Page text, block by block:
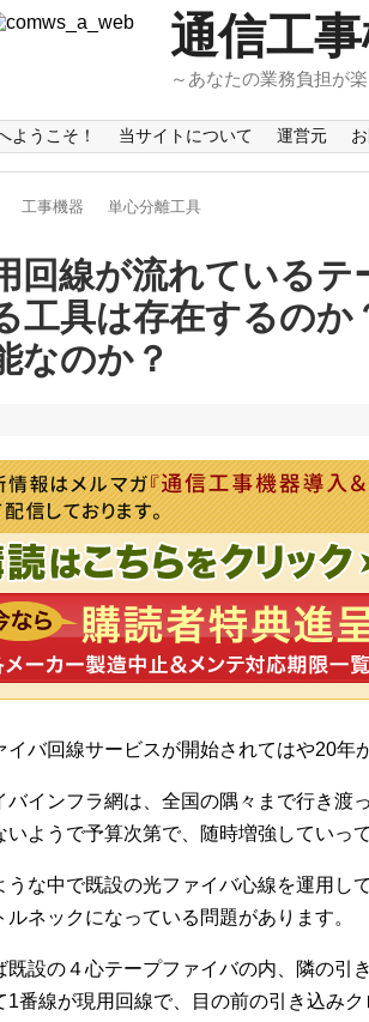
通信工
～あなたの業務負担が
ようこそ！ 当サイトについて 運営元
工事機器 単心分離工具
回線が流れているテ
工具は存在するの
なのか？
イバ回線サービスが開始されてはや20年
バインフラ網は、全国の隅々まで行き渡
いようで予算次第で、随時増強していっ
うな中で既設の光ファイバ心線を運用し
ルネックになっている問題があります。
既設の４心テープファイバの内、隣の引
1番線が現用回線で、目の前の引き込み